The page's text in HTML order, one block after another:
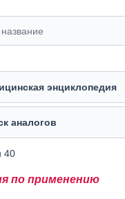
энциклопедия
аналогов
40
по применению